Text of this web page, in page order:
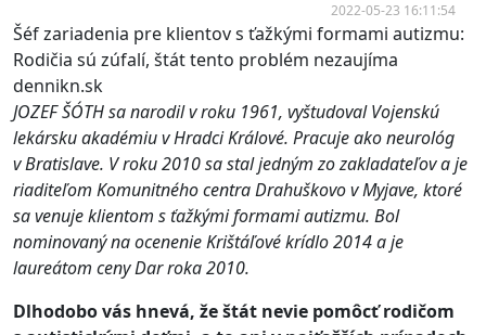
2022-05-23 16:11:54
Šéf zariadenia pre klientov s ťažkými formami autizmu:
Rodičia sú zúfalí, štát tento problém nezaujíma
dennikn.sk
JOZEF ŠÓTH sa narodil v roku 1961, vyštudoval Vojenskú
lekársku akadémiu v Hradci Králové. Pracuje ako neurológ
v Bratislave. V roku 2010 sa stal jedným zo zakladateľov a je
riaditeľom Komunitného centra Drahuškovo v Myjave, ktoré
sa venuje klientom s ťažkými formami autizmu. Bol
nominovaný na ocenenie Krištáľové krídlo 2014 a je
laureátom ceny Dar roka 2010.
Dlhodobo vás hnevá, že štát nevie pomôcť rodičom